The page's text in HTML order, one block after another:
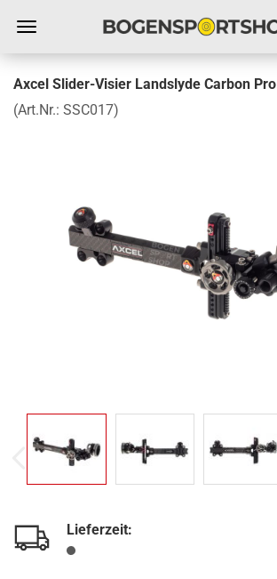
Axcel Slider-Visier Landslyde Carbon Pro
(Art.Nr.: SSC017)
Lieferzeit: